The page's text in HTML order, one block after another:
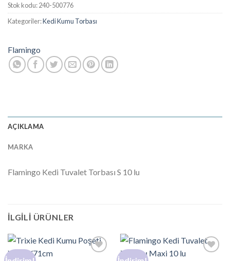
Stok kodu:240-500776
Kategoriler:Kedi Kumu Torbası
Flamingo
AÇIKLAMA
MARKA
Flamingo Kedi Tuvalet Torbası S 10 lu
İLGILI ÜRÜNLER